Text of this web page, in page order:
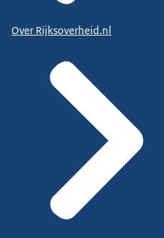
Over Rijksoverheid.nl